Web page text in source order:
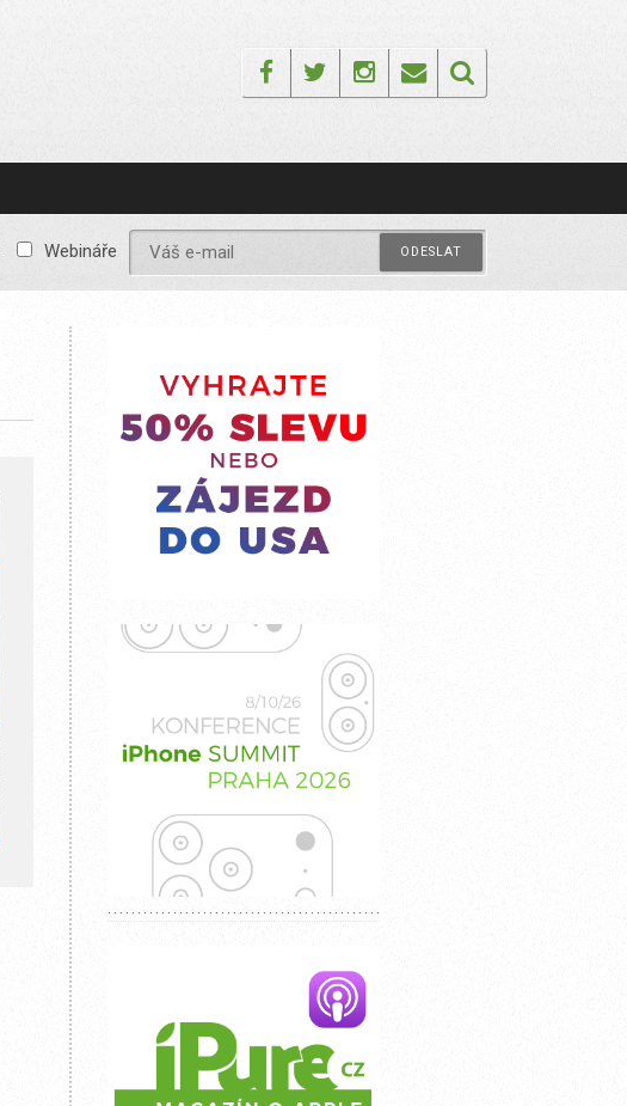
FacebookTwitterInstagram
Email
Webináře